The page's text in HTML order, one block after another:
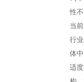
性
当
行
体
适